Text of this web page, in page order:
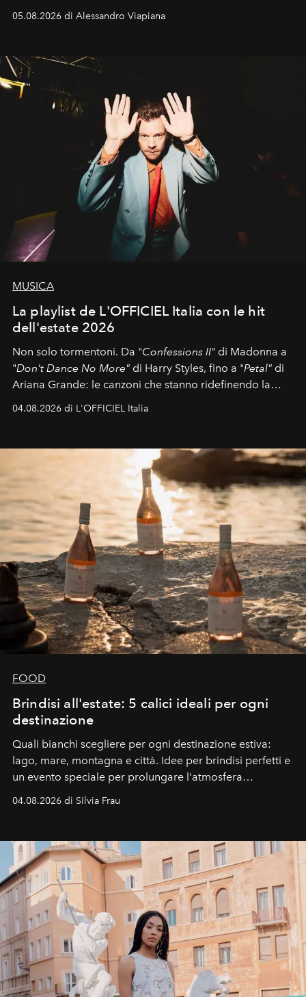
05.08.2026 di Alessandro Viapiana
MUSICA
La playlist de L'OFFICIEL Italia con le hit
dell'estate 2026
Non solo tormentoni. Da "Confessions II" di Madonna a
"Don't Dance No More" di Harry Styles, fino a "Petal" di
Ariana Grande: le canzoni che stanno ridefinendo la
colonna sonora della stagione.
04.08.2026 di L'OFFICIEL Italia
FOOD
Brindisi all'estate: 5 calici ideali per ogni
destinazione
Quali bianchi scegliere per ogni destinazione estiva:
lago, mare, montagna e città. Idee per brindisi perfetti e
un evento speciale per prolungare l'atmosfera
04.08.2026 di Silvia Frau